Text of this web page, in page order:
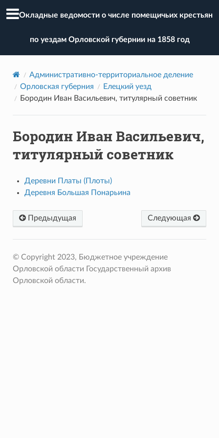
Окладные ведомости о числе помещичьих крестьян
по уездам Орловской губернии на 1858 год
Административно-территориальное деление
Орловская губерния
Елецкий уезд
Бородин Иван Васильевич, титулярный советник
Бородин Иван Васильевич,
титулярный советник
Деревни Платы (Плоты)
Деревня Большая Понарьина
Предыдущая Следующая
© Copyright 2023, Бюджетное учреждение
Орловской области Государственный архив
Орловской области.